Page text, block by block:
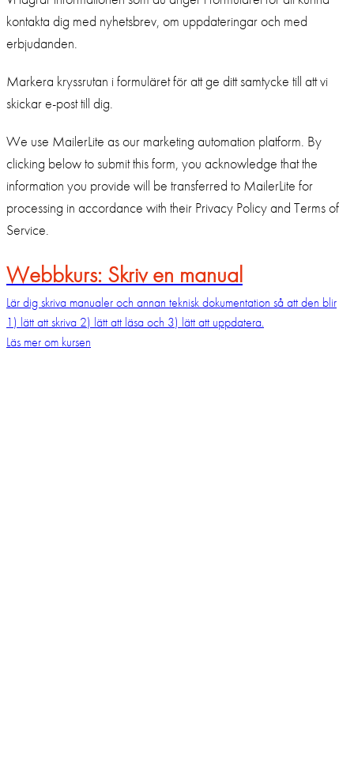
kontakta dig med nyhetsbrev, om uppdateringar och med
erbjudanden.
Markera kryssrutan i formuläret för att ge ditt samtycke till att vi
skickar e-post till dig.
We use MailerLite as our marketing automation platform. By
clicking below to submit this form, you acknowledge that the
information you provide will be transferred to MailerLite for
processing in accordance with their Privacy Policy and Terms of
Service.
Webbkurs: Skriv en manual
Lär dig skriva manualer och annan teknisk dokumentation så att den blir
1) lätt att skriva 2) lätt att läsa och 3) lätt att uppdatera.
Läs mer om kursen